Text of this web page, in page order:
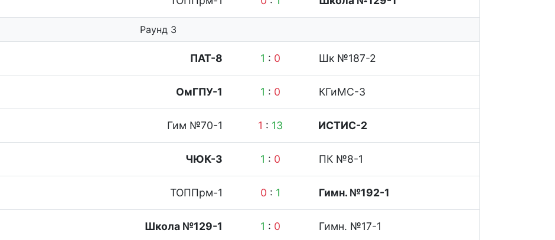
Раунд 3
ПАТ-8 1 : 0 Шк №187-2
ОмГПУ-1 1 : 0 КГиМС-3
Гим №70-1 1 : 13 ИСТИС-2
ЧЮК-3 1 : 0 ПК №8-1
ТОППрм-1 0 : 1 Гимн. №192-1
Школа №129-1 1 : 0 Гимн. №17-1